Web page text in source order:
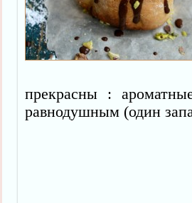
прекрасны :
равнодушным (один